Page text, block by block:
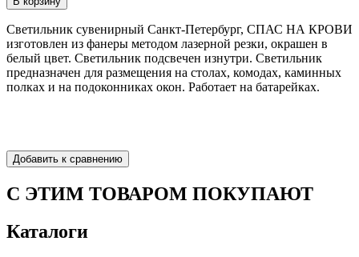
Светильник сувенирный Санкт-Петербург, СПАС НА КРОВИ
изготовлен из фанеры методом лазерной резки, окрашен в
белый цвет. Светильник подсвечен изнутри. Светильник
предназначен для размещения на столах, комодах, каминных
полках и на подоконниках окон. Работает на батарейках.
С ЭТИМ ТОВАРОМ ПОКУПАЮТ
Каталоги